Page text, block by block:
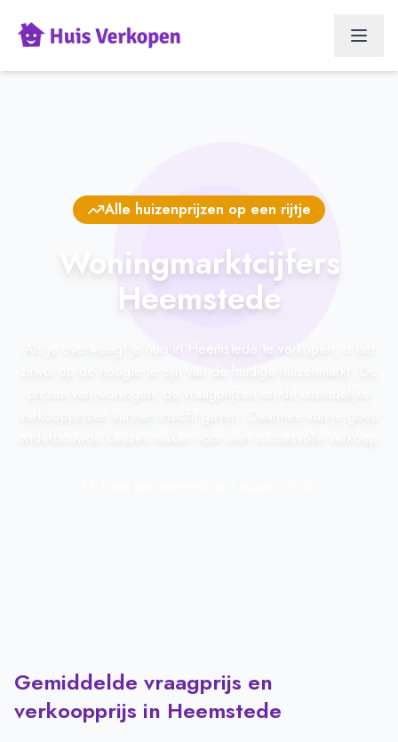
Alle huizenprijzen op een rijtje
Woningmarktcijfers
Heemstede
Als je overweegt je huis in Heemstede te verkopen, is het
Gemiddelde vraagprijs en
verkoopprijs in Heemstede